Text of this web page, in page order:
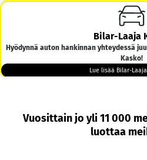
Bilar-Laaja
Hyödynnä auton hankinnan yhteydessä
Kasko!
Lue lisää Bilar-
Bilar-
Tarjoamme ilmaisen kotiintoimituksen
koko
Vuosittain jo yli 11 000
luottaa